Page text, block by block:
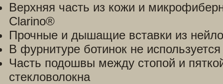
Верхняя часть из кожи и
Clarino®
Прочные и дышащие вставки из
В фурнитуре ботинок не
Часть подошвы между стопой и
стекловолокна